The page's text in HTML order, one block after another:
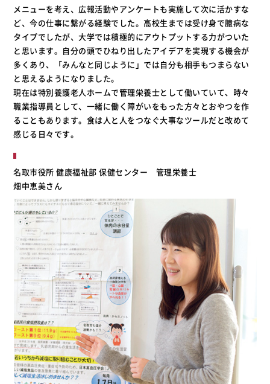
メニューを考え、広報活動やアンケートも実施して次に活かすな
ど、今の仕事に繋がる経験でした。高校生までは受け身で臆病な
タイプでしたが、大学では積極的にアウトプットする力がついた
と思います。自分の頭でひねり出したアイデアを実現する機会が
多くあり、「みんなと同じように」では自分も相手もつまらない
と思えるようになりました。
現在は特別養護老人ホームで管理栄養士として働いていて、時々
職業指導員として、一緒に働く障がいをもった方々とおやつを作
ることもあります。食は人と人をつなぐ大事なツールだと改めて
感じる日々です。
名取市役所 健康福祉部 保健センター 管理栄養士
畑中恵美さん